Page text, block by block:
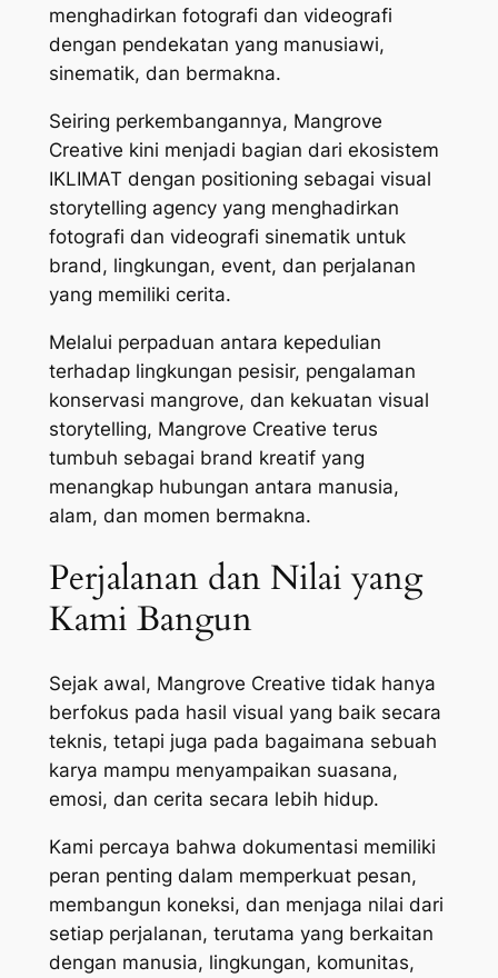
menghadirkan fotografi dan videografi
dengan pendekatan yang manusiawi,
sinematik, dan bermakna.
Seiring perkembangannya, Mangrove
Creative kini menjadi bagian dari ekosistem
IKLIMAT dengan positioning sebagai visual
storytelling agency yang menghadirkan
fotografi dan videografi sinematik untuk
brand, lingkungan, event, dan perjalanan
yang memiliki cerita.
Melalui perpaduan antara kepedulian
terhadap lingkungan pesisir, pengalaman
konservasi mangrove, dan kekuatan visual
storytelling, Mangrove Creative terus
tumbuh sebagai brand kreatif yang
menangkap hubungan antara manusia,
alam, dan momen bermakna.
Perjalanan dan Nilai yang
Kami Bangun
Sejak awal, Mangrove Creative tidak hanya
berfokus pada hasil visual yang baik secara
teknis, tetapi juga pada bagaimana sebuah
karya mampu menyampaikan suasana,
emosi, dan cerita secara lebih hidup.
Kami percaya bahwa dokumentasi memiliki
peran penting dalam memperkuat pesan,
membangun koneksi, dan menjaga nilai dari
setiap perjalanan, terutama yang berkaitan
dengan manusia, lingkungan, komunitas,